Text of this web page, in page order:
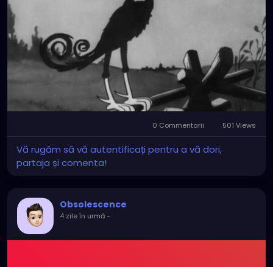
0 Commentarii 501 Views
Vă rugăm să vă autentificați pentru a vă dori,
partaja și comenta!
Obsolescence
4 zile în urmă-